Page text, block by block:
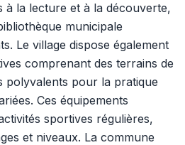
à la lecture et à la découverte,
municipale
Le village dispose également
comprenant des terrains de
polyvalents pour la pratique
Ces équipements
sportives régulières,
et niveaux. La commune